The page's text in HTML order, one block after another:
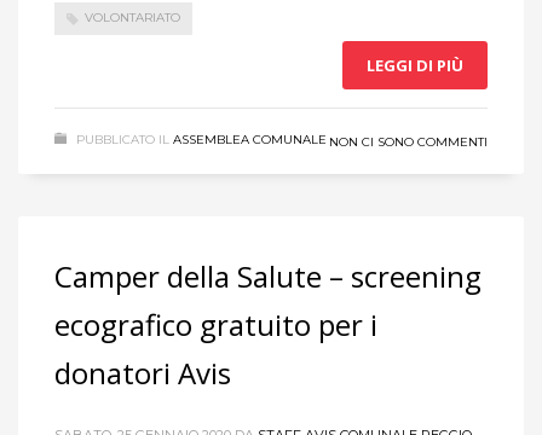
VOLONTARIATO
LEGGI DI PIÙ
PUBBLICATO IL ASSEMBLEA COMUNALE NON CI SONO COMMENTI
Camper della Salute – screening
ecografico gratuito per i
donatori Avis